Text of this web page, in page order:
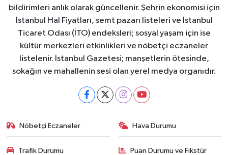
bildirimleri anlık olarak güncellenir. Şehrin ekonomisi için
İstanbul Hal Fiyatları, semt pazarı listeleri ve İstanbul
Ticaret Odası (İTO) endeksleri; sosyal yaşam için ise
kültür merkezleri etkinlikleri ve nöbetçi eczaneler
listelenir. İstanbul Gazetesi; manşetlerin ötesinde,
sokağın ve mahallenin sesi olan yerel medya organıdır.
Nöbetçi Eczaneler Hava Durumu
Trafik Durumu Puan Durumu ve Fikstür